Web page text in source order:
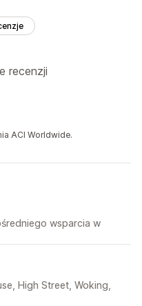
recenzji
ACI Worldwide.
wsparcia w
High Street, Woking,